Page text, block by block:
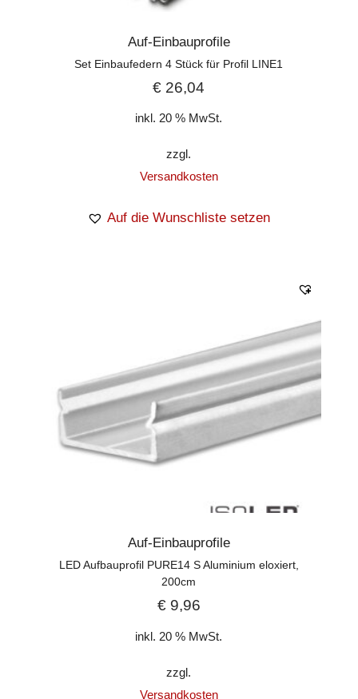
Auf-Einbauprofile
Set Einbaufedern 4 Stück für Profil LINE1
€ 26,04
inkl. 20 % MwSt.
zzgl.
Versandkosten
Auf die Wunschliste setzen
Auf-Einbauprofile
LED Aufbauprofil PURE14 S Aluminium eloxiert,
200cm
€9,96
inkl. 20 % MwSt.
zzgl.
Versandkosten